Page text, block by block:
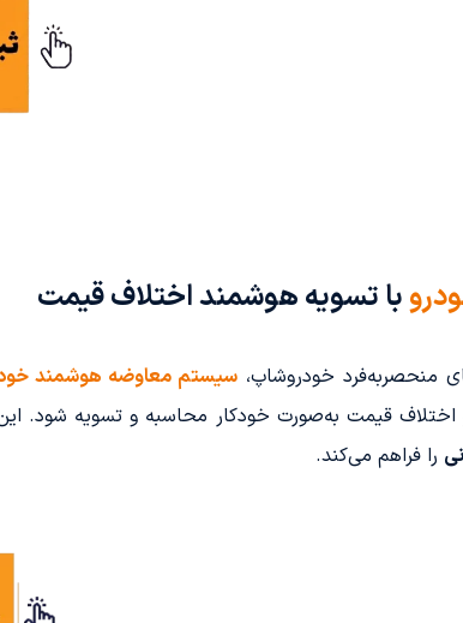
با تسویه هوشمند اختلاف قیمت
منحصربه‌فرد خودروشاپ، سیستم معاوضه هوشمند
قیمت به‌صورت خودکار محاسبه و تسویه شود.
را فراهم می‌کند.